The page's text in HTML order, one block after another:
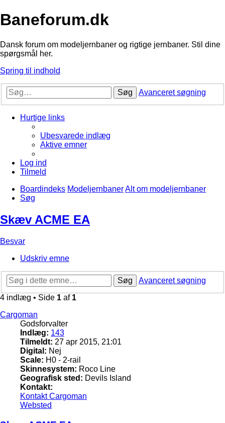
Baneforum.dk
Dansk forum om modeljernbaner og rigtige jernbaner. Stil dine
spørgsmål her.
Spring til indhold
Søg Avanceret søgning
Hurtige links
Ubesvarede indlæg
Aktive emner
Log ind
Tilmeld
Boardindeks ModeljernbanerAlt om modeljernbaner
Søg
Skæv ACME EA
Besvar
Udskriv emne
Søg
Avanceret søgning
4 indlæg • Side 1 af 1
Cargoman
Godsforvalter
Indlæg: 143
Tilmeldt: 27 apr 2015, 21:01
Digital: Nej
Scale: H0 - 2-rail
Skinnesystem: Roco Line
Geografisk sted: Devils Island
Kontakt:
Kontakt Cargoman
Websted